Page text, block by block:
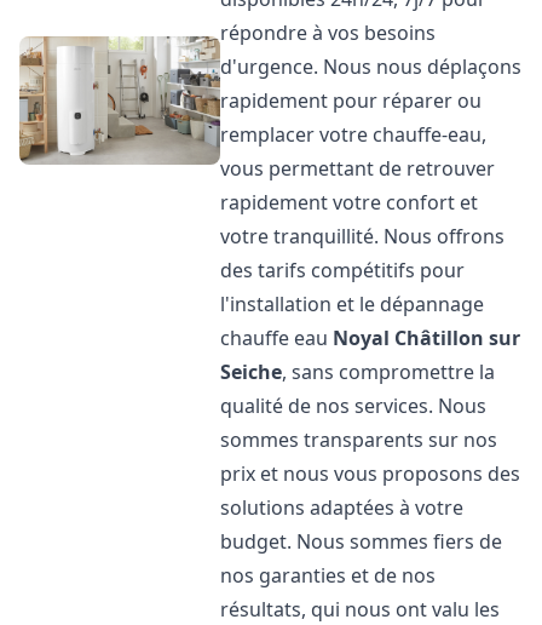
répondre à vos besoins
d'urgence. Nous nous déplaçons
rapidement pour réparer ou
remplacer votre chauffe-eau,
vous permettant de retrouver
rapidement votre confort et
votre tranquillité. Nous offrons
des tarifs compétitifs pour
l'installation et le dépannage
chauffe eau Noyal Châtillon sur
Seiche, sans compromettre la
qualité de nos services. Nous
sommes transparents sur nos
prix et nous vous proposons des
solutions adaptées à votre
budget. Nous sommes fiers de
nos garanties et de nos
résultats, qui nous ont valu les